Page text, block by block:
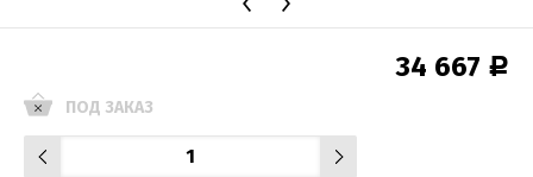
34 667 Р
ПОД ЗАКАЗ